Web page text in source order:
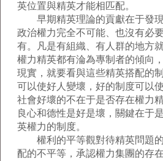
英位置與精英才能相匹配。
早期精英理論的貢獻在于發現
政治權力完全不可能、也沒有必
有。凡是有組織、有人群的地方
權力精英都有淪為專制者的傾向
現實，就要看與這些精英搭配的
可以使好人變壞，好的制度可以
社會好壞的不在于是否存在權力
良心和德性是好是壞，關鍵在于
英權力的制度。
權利的平等觀對待精英問題的
配的不平等，承認權力集團的存